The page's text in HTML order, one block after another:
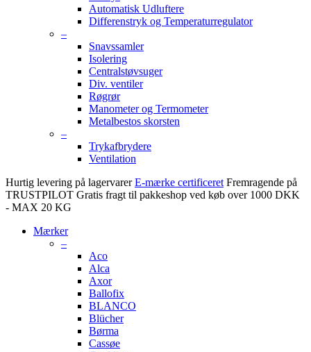
Automatisk Udluftere
Differenstryk og Temperaturregulator
–
Snavssamler
Isolering
Centralstøvsuger
Div. ventiler
Røgrør
Manometer og Termometer
Metalbestos skorsten
–
Trykafbrydere
Ventilation
Hurtig levering på lagervarer E-mærke certificeret Fremragende på
TRUSTPILOT Gratis fragt til pakkeshop ved køb over 1000 DKK
- MAX 20 KG
Mærker
–
Aco
Alca
Axor
Ballofix
BLANCO
Blücher
Børma
Cassøe